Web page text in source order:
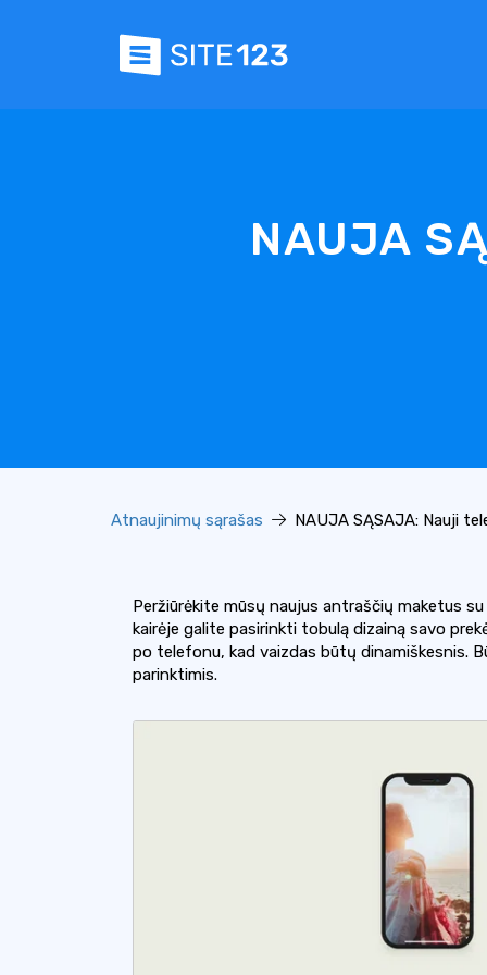
NAUJA
Atnaujinimų sąrašas NAUJA SĄSAJA: Nauji
Peržiūrėkite mūsų naujus antraščių maketus
kairėje galite pasirinkti tobulą dizainą savo
po telefonu, kad vaizdas būtų dinamiškesnis.
parinktimis.